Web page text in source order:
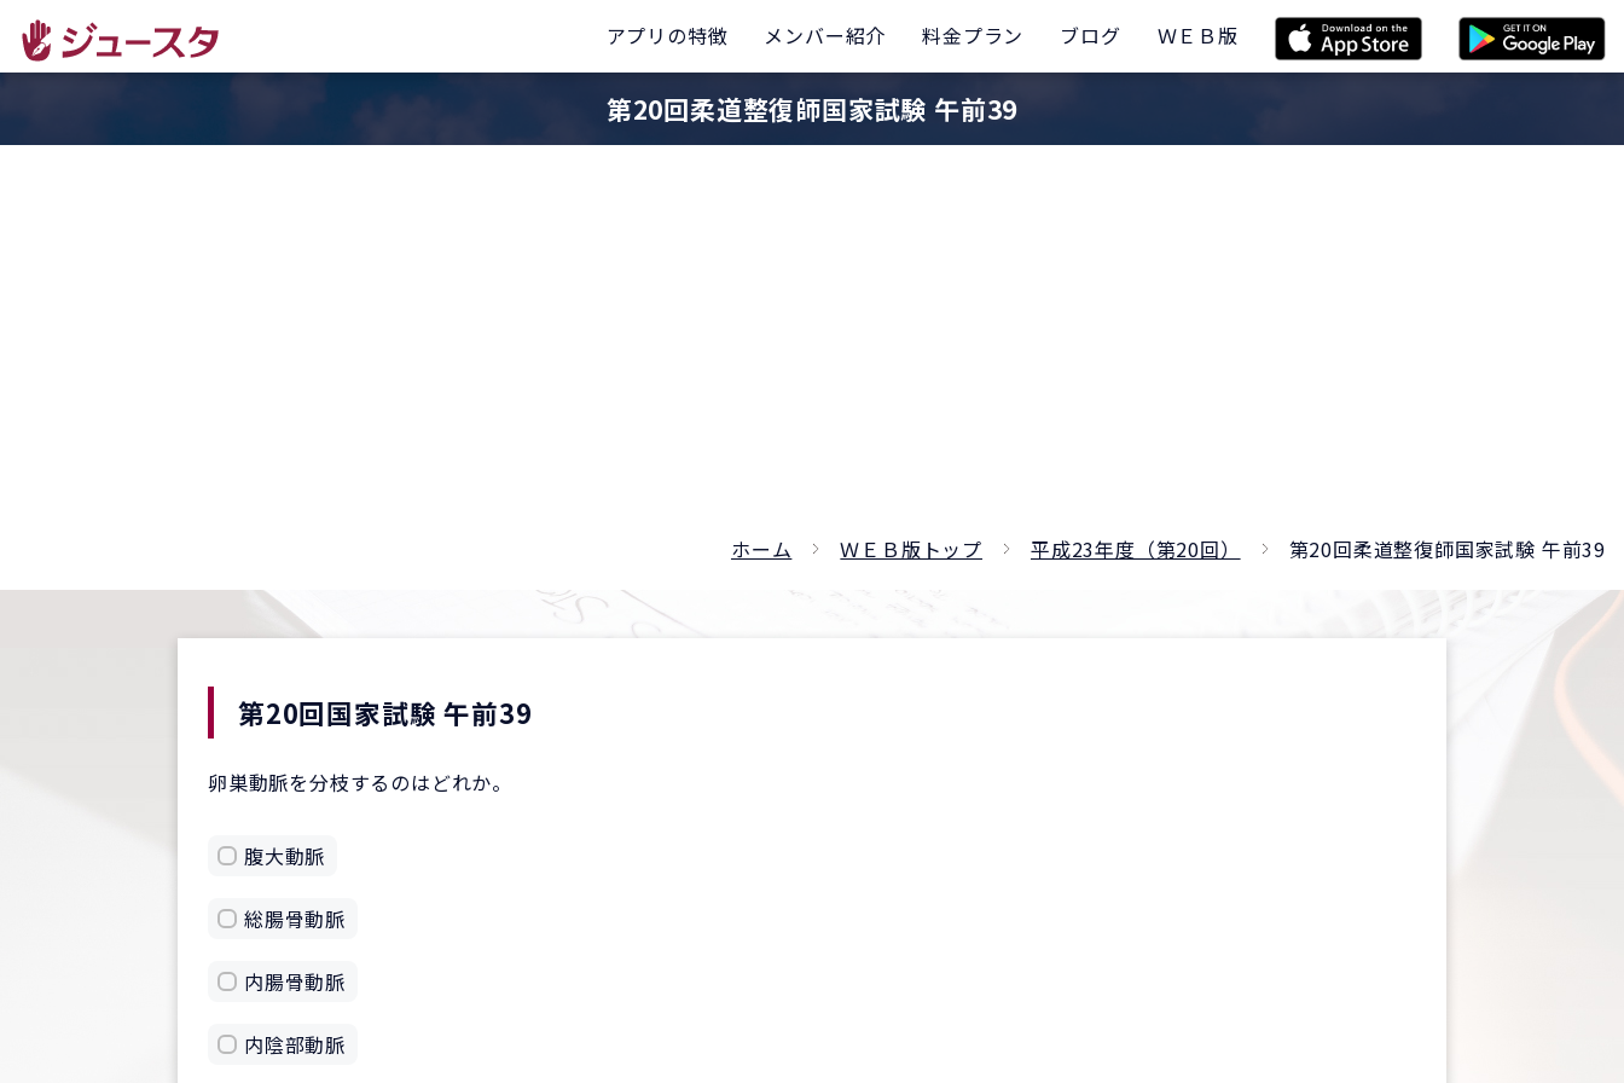
アプリの特徴 メンバー紹介 料金プラン ブログ ＷＥＢ版
第20回柔道整復師国家試験 午前39
ホーム ＷＥＢ版トップ 平成23年度（第20回） 第20回柔道整復師国家試験 午前39
第20回国家試験 午前39
卵巣動脈を分枝するのはどれか。
腹大動脈
総腸骨動脈
内腸骨動脈
内陰部動脈